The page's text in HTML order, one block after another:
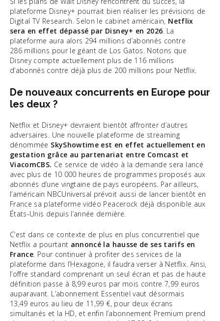
plateforme Disney+ pourrait bien réaliser les prévisions de
Digital TV Research. Selon le cabinet américain, Netflix
sera en effet dépassé par Disney+ en 2026 . La
plateforme aura alors 294 millions d’abonnés contre
286 millions pour le géant de Los Gatos. Notons que
Disney compte actuellement plus de 116 millions
d’abonnés contre déjà plus de 200 millions pour Netflix.
De nouveaux concurrents en Europe pour
les deux ?
Netflix et Disney+ devraient bientôt affronter d’autres
adversaires. Une nouvelle plateforme de streaming
dénommée SkyShowtime est en effet actuellement en
gestation grâce au partenariat entre Comcast et
ViacomCBS. Ce service de vidéo à la demande sera lancé
avec plus de 10 000 heures de programmes proposés aux
abonnés d’une vingtaine de pays européens. Par ailleurs,
l’américain NBCUniversal prévoit aussi de lancer bientôt en
France sa plateforme vidéo Peacerock déjà disponible aux
États-Unis depuis l’année dernière.
C’est dans ce contexte de plus en plus concurrentiel que
Netflix a pourtant annoncé la hausse de ses tarifs en
France . Pour continuer à profiter des services de la
plateforme dans l’Hexagone, il faudra verser à Netflix. Ainsi,
l’offre standard comprenant un seul écran et pas de haute
définition passe à 8,99 euros par mois contre 7,99 euros
auparavant. L’abonnement Essentiel vaut désormais
13,49 euros au lieu de 11,99 €, pour deux écrans
simultanés et la HD, et enfin l’abonnement Premium prend